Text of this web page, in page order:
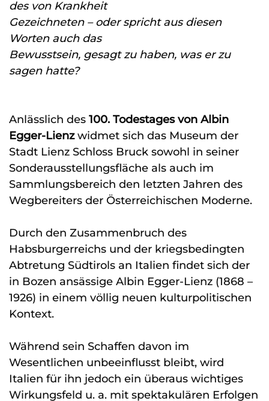
des von Krankheit
Gezeichneten – oder spricht aus diesen
Worten auch das
Bewusstsein, gesagt zu haben, was er zu
sagen hatte?
Anlässlich des 100. Todestages von Albin
Egger-Lienzwidmet sich das Museum der
Stadt Lienz Schloss Bruck sowohl in seiner
Sonderausstellungsfläche als auch im
Sammlungsbereich den letzten Jahren des
Wegbereiters der Österreichischen Moderne.
Durch den Zusammenbruch des
Habsburgerreichs und der kriegsbedingten
Abtretung Südtirols an Italien findet sich der
in Bozen ansässige Albin Egger-Lienz (1868 –
1926) in einem völlig neuen kulturpolitischen
Kontext.
Während sein Schaffen davon im
Wesentlichen unbeeinflusst bleibt, wird
Italien für ihn jedoch ein überaus wichtiges
Wirkungsfeld u. a. mit spektakulären Erfolgen